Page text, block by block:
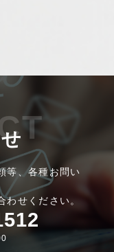
等、各種お問い
わせください。